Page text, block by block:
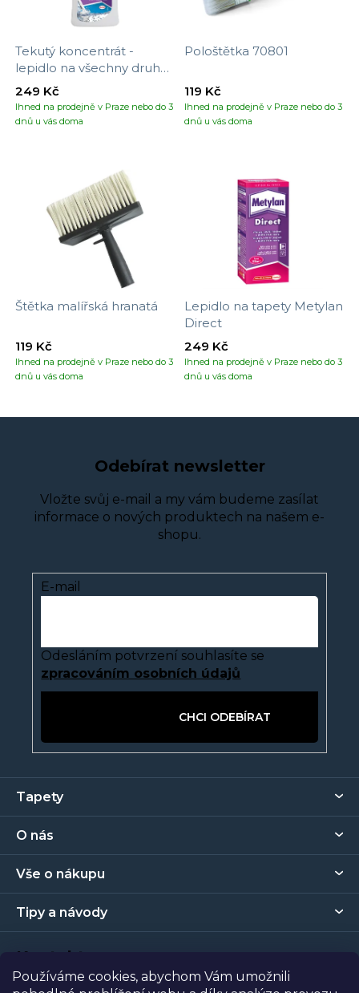
Používáme cookies, abychom Vám umožnili
Tekutý koncentrát -
lepidlo na všechny druhy
tapet
Ihned na prodejně v Praze nebo do 3
dnů u vás doma
249 Kč
Pološtětka 70801
Ihned na prodejně v Praze nebo do 3
dnů u vás doma
119 Kč
Štětka malířská hranatá
Ihned na prodejně v Praze nebo do 3
dnů u vás doma
119 Kč
Lepidlo na tapety Metylan
Direct
Ihned na prodejně v Praze nebo do 3
dnů u vás doma
249 Kč
Odebírat newsletter
Vložte svůj e-mail a my vám budeme zasílat
informace o nových produktech na našem e-
shopu.
E-mail
Odesláním potvrzení souhlasíte se
zpracováním osobních údajů
a
í
Tapety
O nás
Vše o nákupu
Tipy a návody
Kontakt